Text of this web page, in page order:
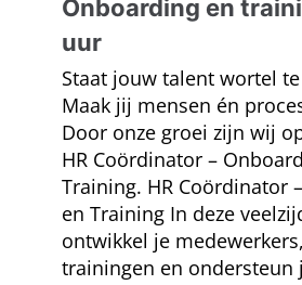
Onboarding en
uur
Staat jouw talent wortel
Maak jij mensen én
Door onze groei zijn wij
HR Coördinator –
Training. HR Coördinator
en Training In deze
ontwikkel je
trainingen en ondersteun